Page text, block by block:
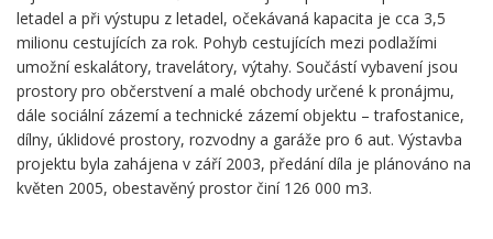
letadel a při výstupu z letadel, očekávaná kapacita je cca 3,5
milionu cestujících za rok. Pohyb cestujících mezi podlažími
umožní eskalátory, travelátory, výtahy. Součástí vybavení jsou
prostory pro občerstvení a malé obchody určené k pronájmu,
dále sociální zázemí a technické zázemí objektu – trafostanice,
dílny, úklidové prostory, rozvodny a garáže pro 6 aut. Výstavba
projektu byla zahájena v září 2003, předání díla je plánováno na
květen 2005, obestavěný prostor činí 126 000 m3.